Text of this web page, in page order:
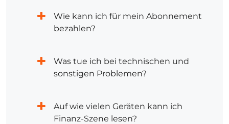
Wie kann ich für mein Abonnement
bezahlen?
Was tue ich bei technischen und
sonstigen Problemen?
Auf wie vielen Geräten kann ich
Finanz-Szene lesen?